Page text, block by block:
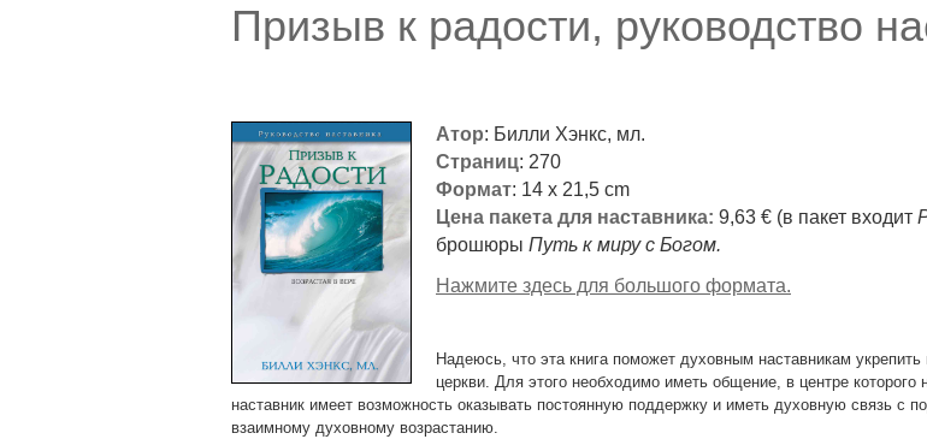
Призыв к радости, руководство
Атор: Билли Хэнкс, мл.
Страниц: 270
Формат: 14 x 21,5 cm
Цена пакета для наставника: 9,63 € (в пакет входит
брошюры Путь к миру с Богом.
Нажмите здесь для большого формата.
Надеюсь, что эта книга поможет духовным наставникам
церкви. Для этого необходимо иметь общение, в центре
наставник имеет возможность оказывать постоянную поддержку и иметь духовную связь с
взаимному духовному возрастанию.